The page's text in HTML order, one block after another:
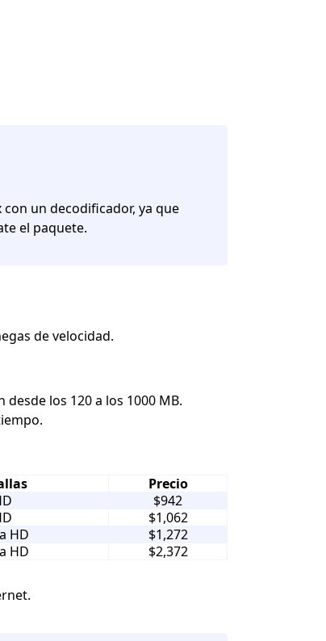
un decodificador, ya que
el paquete.
de velocidad.
los 120 a los 1000 MB.
Precio
$942
$1,062
HD
$1,272
HD $2,372